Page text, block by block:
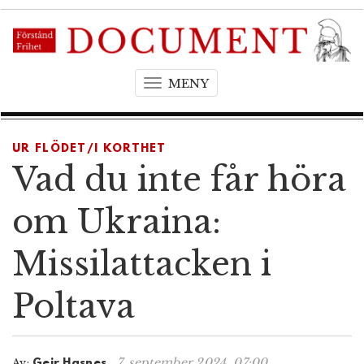
MENYT
g
a
i
g
i
o
UR FLÖDET/I KORTHET
Vad du inte får höra
om Ukraina:
Missilattacken i
Poltava